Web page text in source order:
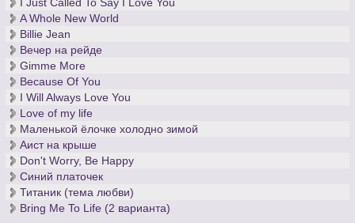
A Whole New World
Billie Jean
Вечер на рейде
Gimme More
Because Of You
I Will Always Love You
Love of my life
Маленькой ёлочке холодно зимой
Аист на крыше
Don't Worry, Be Happy
Синий платочек
Титаник (тема любви)
Bring Me To Life (2 варианта)